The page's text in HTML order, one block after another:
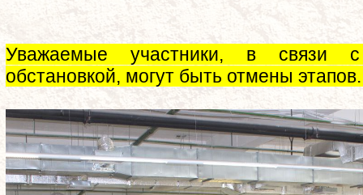
Уважаемые участники, в связи с
обстановкой, могут быть отмены